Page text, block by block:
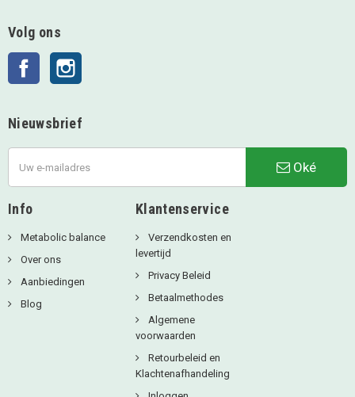
Volg ons
Facebook
Nieuwsbrief
Oké
Info
Metabolic balance
Over ons
Aanbiedingen
Blog
Klantenservice
Verzendkosten en
levertijd
Privacy Beleid
Betaalmethodes
Algemene
voorwaarden
Retourbeleid en
Klachtenafhandeling